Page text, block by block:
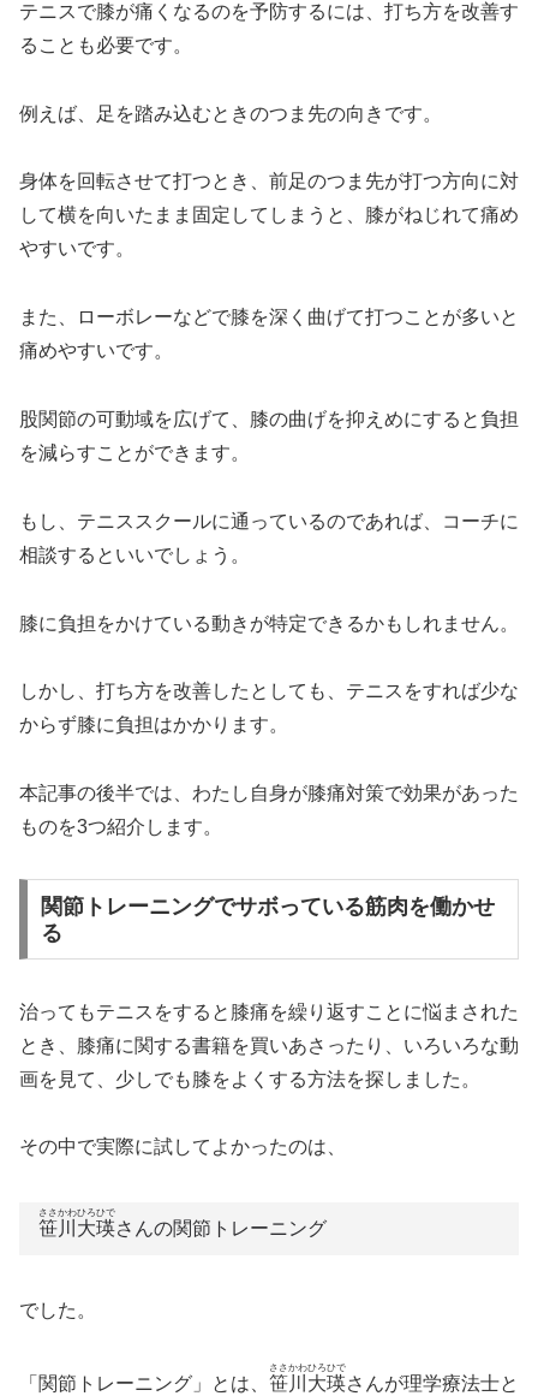
テニスで膝が痛くなるのを予防するには、打ち方を改善す
ることも必要です。
例えば、足を踏み込むときのつま先の向きです。
身体を回転させて打つとき、前足のつま先が打つ方向に対
して横を向いたまま固定してしまうと、膝がねじれて痛め
やすいです。
また、ローボレーなどで膝を深く曲げて打つことが多いと
痛めやすいです。
股関節の可動域を広げて、膝の曲げを抑えめにすると負担
を減らすことができます。
もし、テニススクールに通っているのであれば、コーチに
相談するといいでしょう。
膝に負担をかけている動きが特定できるかもしれません。
しかし、打ち方を改善したとしても、テニスをすれば少な
からず膝に負担はかかります。
本記事の後半では、わたし自身が膝痛対策で効果があった
ものを3つ紹介します。
関節トレーニングでサボっている筋肉を働かせ
る
治ってもテニスをすると膝痛を繰り返すことに悩まされた
とき、膝痛に関する書籍を買いあさったり、いろいろな動
画を見て、少しでも膝をよくする方法を探しました。
その中で実際に試してよかったのは、
笹川大瑛
ささかわひろひで
さんの関節トレーニング
でした。
「関節トレーニング」とは、 笹川大瑛
ささかわひろひで
さんが理学療法士と